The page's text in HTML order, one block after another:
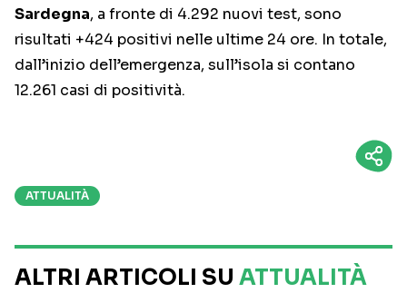
Sardegna, a fronte di 4.292 nuovi test, sono
risultati +424 positivi nelle ultime 24 ore. In totale,
dall’inizio dell’emergenza, sull’isola si contano
12.261 casi di positività.
ATTUALITÀ
ALTRI ARTICOLI SU ATTUALITÀ